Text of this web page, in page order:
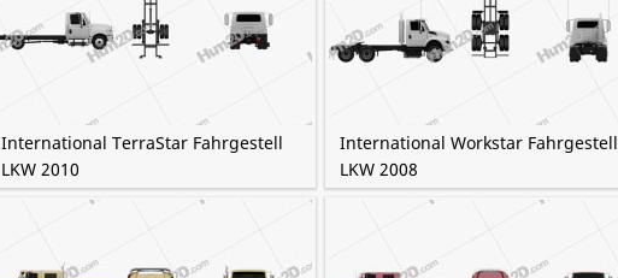
International TerraStar Fahrgestell
LKW 2010
International Workstar Fahrgestell
LKW 2008